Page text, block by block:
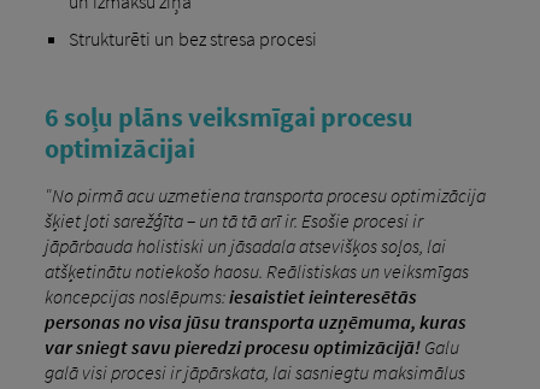
Strukturēti un bez stresa procesi
6 soļu plāns veiksmīgai procesu
optimizācijai
"No pirmā acu uzmetiena transporta procesu optimizācija
šķiet ļoti sarežģīta – un tā tā arī ir. Esošie procesi ir
jāpārbauda holistiski un jāsadala atsevišķos soļos, lai
atšķetinātu notiekošo haosu. Reālistiskas un veiksmīgas
koncepcijas noslēpums:iesaistiet ieinteresētās
personas no visa jūsu transporta uzņēmuma, kuras
var sniegt savu pieredzi procesu optimizācijā!​​Galu
galā visi procesi ir jāpārskata, lai sasniegtu maksimālus